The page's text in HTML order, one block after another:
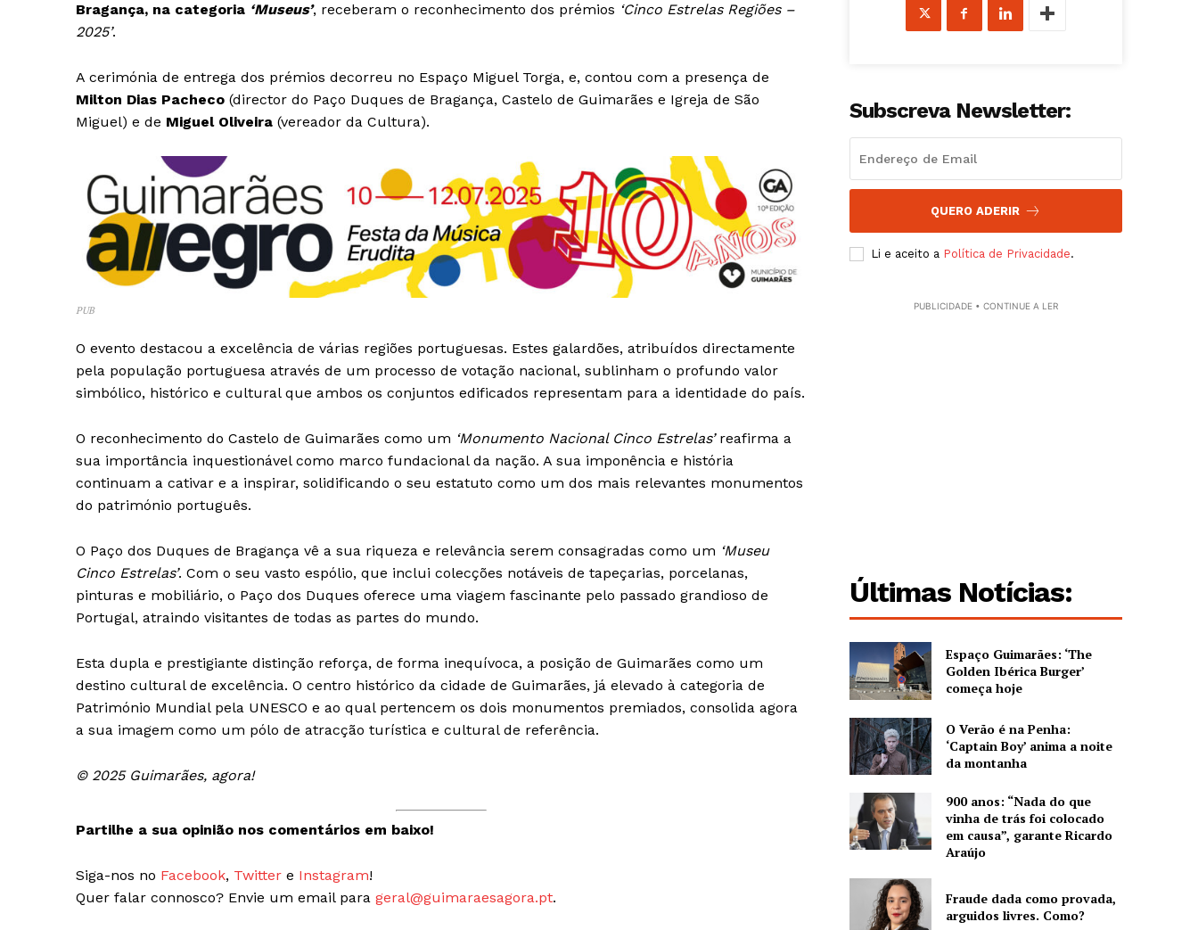
Guimarães, agora!
Artigos
Edição Digital
Publicidade
Quero ser Assinante
Bragança, na categoria ‘Museus’, receberam o reconhecimento dos prémios ‘Cinco Estrelas Regiões –
2025’.
A cerimónia de entrega dos prémios decorreu no Espaço Miguel Torga, e, contou com a presença de
Milton Dias Pacheco (director do Paço Duques de Bragança, Castelo de Guimarães e Igreja de São
Miguel) e de Miguel Oliveira (vereador da Cultura).
PUB
O evento destacou a excelência de várias regiões portuguesas. Estes galardões, atribuídos directamente
pela população portuguesa através de um processo de votação nacional, sublinham o profundo valor
simbólico, histórico e cultural que ambos os conjuntos edificados representam para a identidade do país.
O reconhecimento do Castelo de Guimarães como um ‘Monumento Nacional Cinco Estrelas’reafirma a
sua importância inquestionável como marco fundacional da nação. A sua imponência e história
continuam a cativar e a inspirar, solidificando o seu estatuto como um dos mais relevantes monumentos
do património português.
O Paço dos Duques de Bragança vê a sua riqueza e relevância serem consagradas como um ‘Museu
Cinco Estrelas’. Com o seu vasto espólio, que inclui colecções notáveis de tapeçarias, porcelanas,
pinturas e mobiliário, o Paço dos Duques oferece uma viagem fascinante pelo passado grandioso de
Portugal, atraindo visitantes de todas as partes do mundo.
Esta dupla e prestigiante distinção reforça, de forma inequívoca, a posição de Guimarães como um
destino cultural de excelência. O centro histórico da cidade de Guimarães, já elevado à categoria de
Património Mundial pela UNESCO e ao qual pertencem os dois monumentos premiados, consolida agora
a sua imagem como um pólo de atracção turística e cultural de referência.
© 2025 Guimarães, agora!
Partilhe a sua opinião nos comentários em baixo!
Siga-nos no Facebook, Twitter e Instagram!
Quer falar connosco? Envie um email para geral@guimaraesagora.pt.
Subscreva Newsletter:
QUERO ADERIR
Li e aceito a Política de Privacidade.
PUBLICIDADE • CONTINUE A LER
Últimas Notícias:
Espaço Guimarães: ‘The
Golden Ibérica Burger’
começa hoje
O Verão é na Penha:
‘Captain Boy’ anima a noite
da montanha
900 anos: “Nada do que
vinha de trás foi colocado
em causa”, garante Ricardo
Araújo
Fraude dada como provada,
arguidos livres. Como?